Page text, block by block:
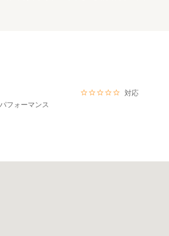
対応
フォーマンス